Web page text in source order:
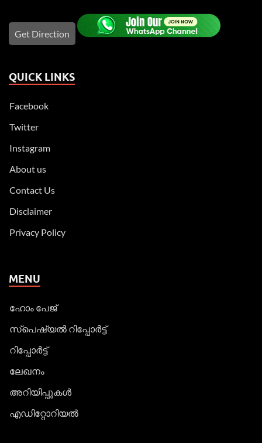
Get Direction
QUICK LINKS
Facebook
Twitter
Instagram
About us
Contact Us
Disclaimer
Privacy Policy
MENU
ഹോം പേജ്
സ്പെഷ്യൽ റിപ്പോര്‍ട്ട്
റിപ്പോര്‍ട്ട്
ലേഖനം
അറിയിപ്പുകള്‍
എഡിറ്റോറിയല്‍